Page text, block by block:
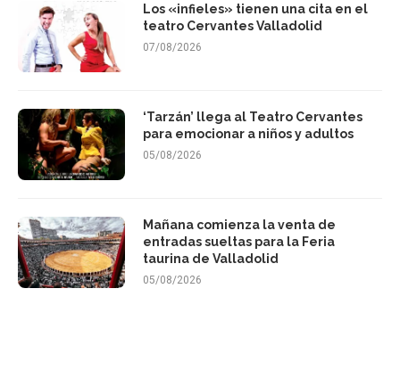
Los «infieles» tienen una cita en el
teatro Cervantes Valladolid
07/08/2026
‘Tarzán’ llega al Teatro Cervantes
para emocionar a niños y adultos
05/08/2026
Mañana comienza la venta de
entradas sueltas para la Feria
taurina de Valladolid
05/08/2026